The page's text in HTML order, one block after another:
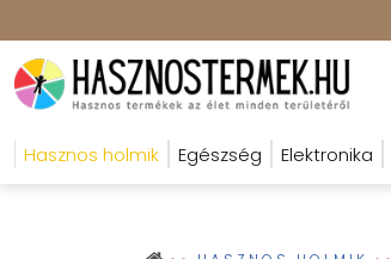
Hasznos holmik Egészség Elektronika